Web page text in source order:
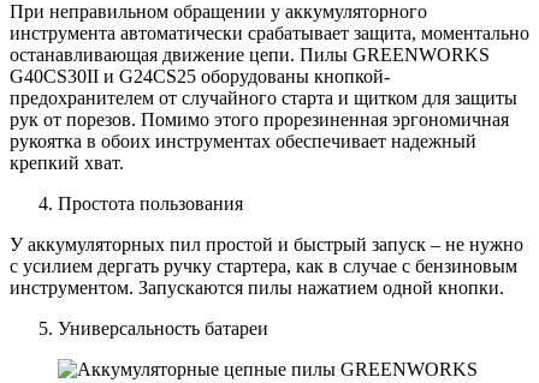
При неправильном обращении у аккумуляторного
инструмента автоматически срабатывает защита, моментально
останавливающая движение цепи. Пилы GREENWORKS
G40CS30II и G24CS25 оборудованы кнопкой-
предохранителем от случайного старта и щитком для защиты
рук от порезов. Помимо этого прорезиненная эргономичная
рукоятка в обоих инструментах обеспечивает надежный
крепкий хват.
Простота пользования
У аккумуляторных пил простой и быстрый запуск – не нужно
с усилием дергать ручку стартера, как в случае с бензиновым
инструментом. Запускаются пилы нажатием одной кнопки.
Универсальность батареи